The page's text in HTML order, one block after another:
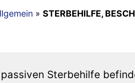
» STERBEHILFE,
Sterbehilfe